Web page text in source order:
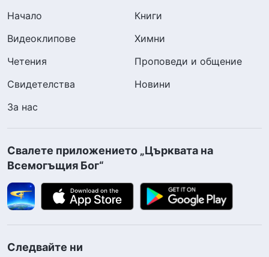
Начало
Книги
Видеоклипове
Химни
Четения
Проповеди и общение
Свидетелства
Новини
За нас
Свалете приложението „Църквата на
Всемогъщия Бог“
Следвайте ни